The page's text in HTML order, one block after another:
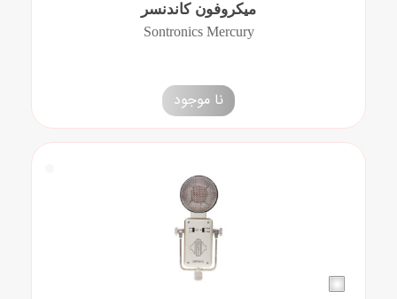
میکروفون کاندنسر
Sontronics Mercury
نا موجود